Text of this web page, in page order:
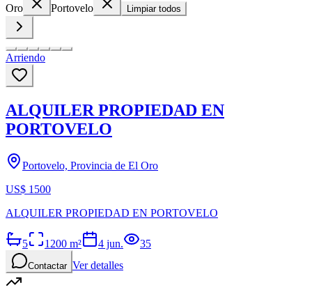
Oro
Portovelo Limpiar todos
Arriendo
ALQUILER PROPIEDAD EN
PORTOVELO
Portovelo, Provincia de El Oro
US$ 1500
ALQUILER PROPIEDAD EN PORTOVELO
5 1200 m² 4 jun. 35
Contactar Ver detalles